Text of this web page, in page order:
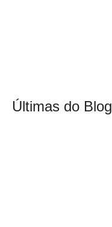
Últimas do Blog